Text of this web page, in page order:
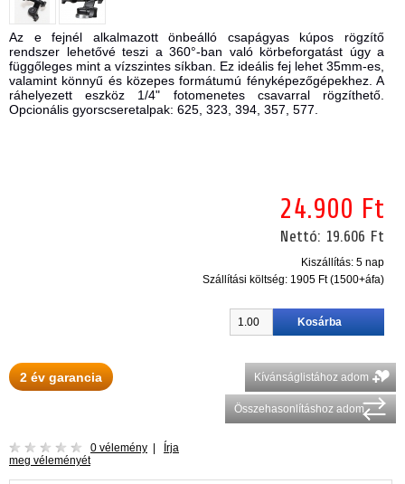
Az e fejnél alkalmazott önbeálló csapágyas kúpos rögzítő
rendszer lehetővé teszi a 360°-ban való körbeforgatást úgy a
függőleges mint a vízszintes síkban. Ez ideális fej lehet 35mm-es,
valamint könnyű és közepes formátumú fényképezőgépekhez. A
ráhelyezett eszköz 1/4" fotomenetes csavarral rögzíthető.
Opcionális gyorscseretalpak: 625, 323, 394, 357, 577.
24.900 Ft
Nettó: 19.606 Ft
Kiszállítás: 5 nap
Szállítási költség: 1905 Ft (1500+áfa)
2 év garancia Kívánságlistához adom
Összehasonlításhoz adom
0 vélemény
Írja
meg véleményét